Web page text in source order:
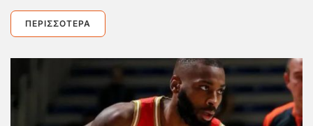
ΠΕΡΙΣΣΌΤΕΡΑ